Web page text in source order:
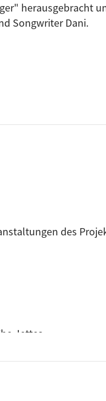
herausgebracht
Songwriter Dani.
des
Jettes